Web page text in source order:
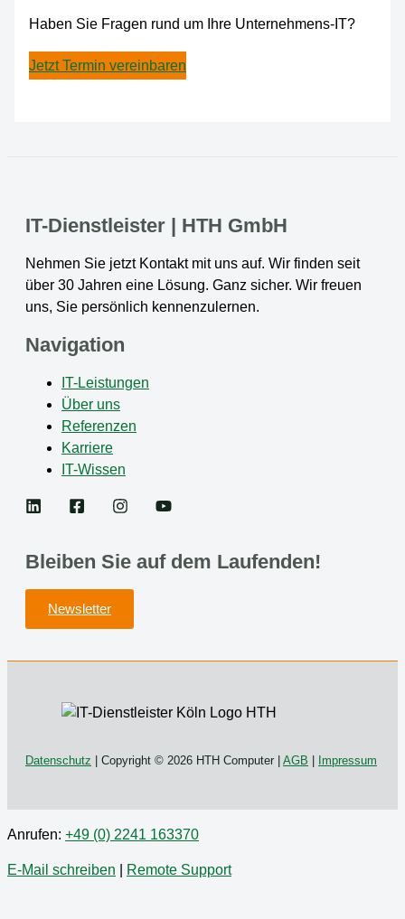
Haben Sie Fragen rund um Ihre Unternehmens-IT?
Jetzt Termin vereinbaren
IT-Dienstleister | HTH GmbH
Nehmen Sie jetzt Kontakt mit uns auf. Wir finden seit
über 30 Jahren eine Lösung. Ganz sicher. Wir freuen
uns, Sie persönlich kennenzulernen.
Navigation
IT-Leistungen
Über uns
Referenzen
Karriere
IT-Wissen
Bleiben Sie auf dem Laufenden!
Newsletter
Datenschutz | Copyright © 2026 HTH Computer | AGB | Impressum
Anrufen: +49 (0) 2241 163370
E-Mail schreiben Remote Support